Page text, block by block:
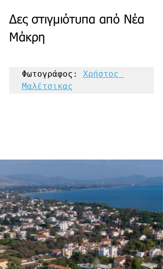
Δες στιγμιότυπα από Νέα
Μάκρη
Φωτογράφος: Χρήστος
Μαλέτσικας